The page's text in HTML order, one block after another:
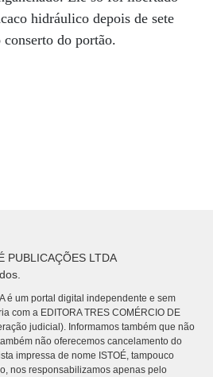
hidráulico depois de sete
conserto do portão.
PUBLICAÇÕES LTDA
é um portal digital independente e sem
com a EDITORA TRES COMÉRCIO DE
judicial). Informamos também que não
não oferecemos cancelamento do
impressa de nome ISTOÉ, tampouco
nos responsabilizamos apenas pelo